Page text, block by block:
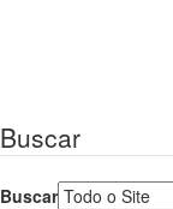
Buscar
Buscar